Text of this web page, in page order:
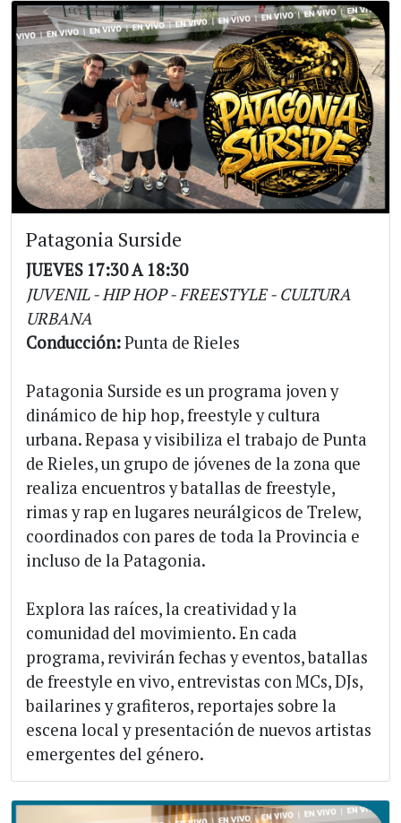
Patagonia Surside
JUEVES 17:30 A 18:30
JUVENIL - HIP HOP - FREESTYLE - CULTURA
URBANA
Conducción:Punta de Rieles
Patagonia Surside es un programa joven y
dinámico de hip hop, freestyle y cultura
urbana. Repasa y visibiliza el trabajo de Punta
de Rieles, un grupo de jóvenes de la zona que
realiza encuentros y batallas de freestyle,
rimas y rap en lugares neurálgicos de Trelew,
coordinados con pares de toda la Provincia e
incluso de la Patagonia.
Explora las raíces, la creatividad y la
comunidad del movimiento. En cada
programa, revivirán fechas y eventos, batallas
de freestyle en vivo, entrevistas con MCs, DJs,
bailarines y grafiteros, reportajes sobre la
escena local y presentación de nuevos artistas
emergentes del género.